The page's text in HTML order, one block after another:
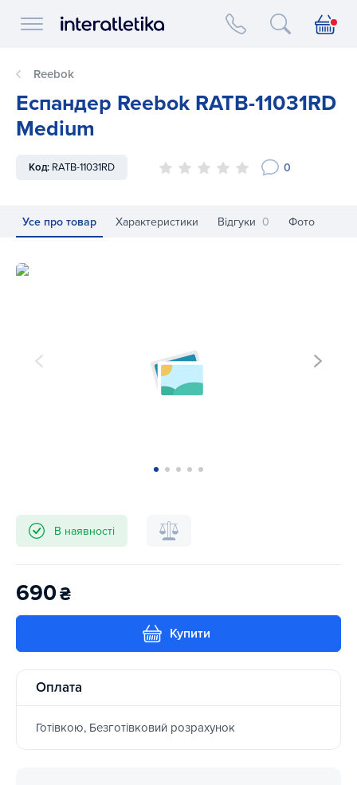
Interatletika logo
Reebok
Еспандер Reebok RATB-11031RD
Medium
Код: RATB-11031RD 0
Усе про товар Характеристики Відгуки 0 Фото
Еспандер Reebok RATB-11031RD Medium
В наявності
690₴
Купити
Оплата
Готівкою, Безготівковий розрахунок